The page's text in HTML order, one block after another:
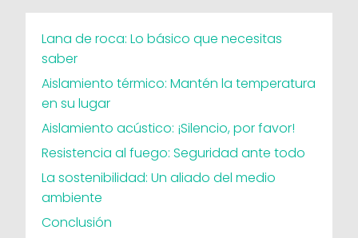
Lana de roca: Lo básico que necesitas
saber
Aislamiento térmico: Mantén la temperatura
en su lugar
Aislamiento acústico: ¡Silencio, por favor!
Resistencia al fuego: Seguridad ante todo
La sostenibilidad: Un aliado del medio
ambiente
Conclusión